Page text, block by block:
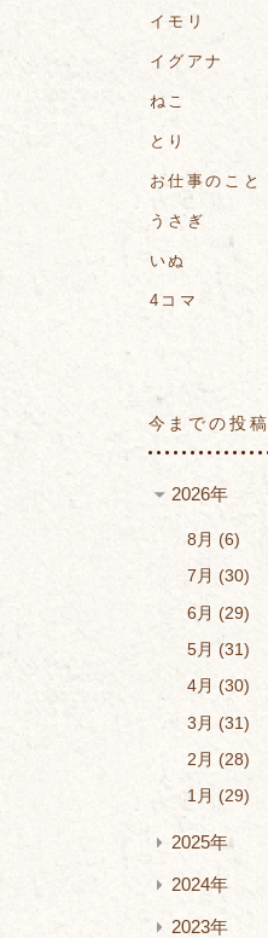
イモリ
イグアナ
ねこ
とり
お仕事のこと
うさぎ
いぬ
4コマ
今までの投稿
2026年
8月
6
7月
30
6月
29
5月
31
4月
30
3月
31
2月
28
1月
29
2025年
2024年
2023年